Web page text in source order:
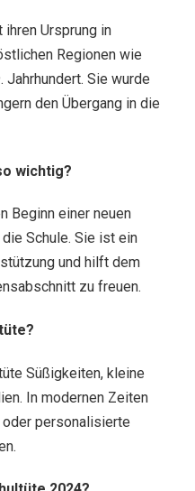
ihren Ursprung in
Regionen wie
Jahrhundert. Sie wurde
den Übergang in die
wichtig?
Beginn einer neuen
Schule. Sie ist ein
und hilft dem
zu freuen.
Süßigkeiten, kleine
In modernen Zeiten
personalisierte